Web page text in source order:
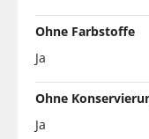
Ohne Farbstoffe
Ja
Ohne
Ja